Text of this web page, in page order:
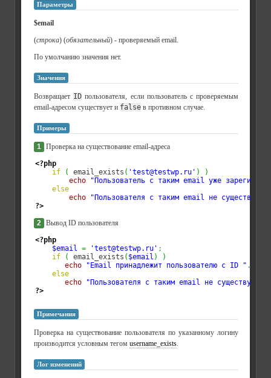
Параметры
$email
(строка) (обязательный) - проверяемый email.
По умолчанию значения нет.
Значения
Возвращает ID пользователя, если пользователь с проверяемым
email-адресом существует и false в противном случае.
Примеры
1 Проверка на существование email-адреса
<?php
if
( email_exists ( 'test@testwp.ru' )
)
echo
"Пользователь с таким email уже
else
echo
"Пользователя с таким email не существует"
?>
2 Вывод ID пользователя
<?php
$email = 'test@testwp.ru' ;
if
( email_exists ( $email )
)
echo
"Email принадлежит пользователю с ID " .
else
echo
"Пользователя с таким email не существует"
?>
Примечания
Проверка на существование пользователя по указанному логину
производится условным тегом username_exists.
Лог изменений